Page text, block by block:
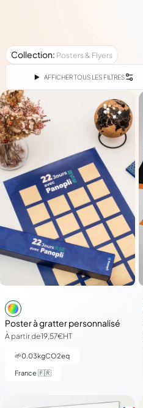
Collection: Posters & Flyers
AFFICHER TOUS LES FILTRES
Poster à gratter personnalisé
À partir de19,57€HT
🌱0.03kgCO2eq
France 🇫🇷